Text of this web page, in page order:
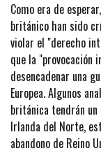
Como era de
británico han sido
violar el "derecho
que la "provocación
desencadenar una
Europea. Algunos
británica tendrán
Irlanda del Norte,
abandono de Reino